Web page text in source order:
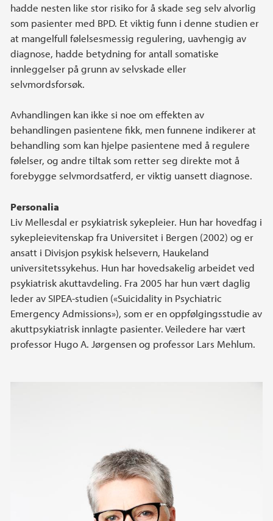
hadde nesten like stor risiko for å skade seg selv alvorlig
som pasienter med BPD. Et viktig funn i denne studien er
at mangelfull følelsesmessig regulering, uavhengig av
diagnose, hadde betydning for antall somatiske
innleggelser på grunn av selvskade eller
selvmordsforsøk.
Avhandlingen kan ikke si noe om effekten av
behandlingen pasientene fikk, men funnene indikerer at
behandling som kan hjelpe pasientene med å regulere
følelser, og andre tiltak som retter seg direkte mot å
forebygge selvmordsatferd, er viktig uansett diagnose.
Personalia
Liv Mellesdal er psykiatrisk sykepleier. Hun har hovedfag i
sykepleievitenskap fra Universitet i Bergen (2002) og er
ansatt i Divisjon psykisk helsevern, Haukeland
universitetssykehus. Hun har hovedsakelig arbeidet ved
psykiatrisk akuttavdeling. Fra 2005 har hun vært daglig
leder av SIPEA-studien («Suicidality in Psychiatric
Emergency Admissions»), som er en oppfølgingsstudie av
akuttpsykiatrisk innlagte pasienter. Veiledere har vært
professor Hugo A. Jørgensen og professor Lars Mehlum.